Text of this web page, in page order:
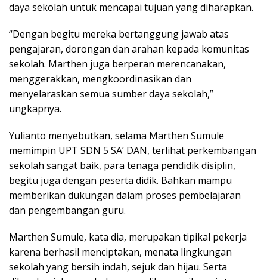
daya sekolah untuk mencapai tujuan yang diharapkan.
“Dengan begitu mereka bertanggung jawab atas
pengajaran, dorongan dan arahan kepada komunitas
sekolah. Marthen juga berperan merencanakan,
menggerakkan, mengkoordinasikan dan
menyelaraskan semua sumber daya sekolah,”
ungkapnya.
Yulianto menyebutkan, selama Marthen Sumule
memimpin UPT SDN 5 SA’ DAN, terlihat perkembangan
sekolah sangat baik, para tenaga pendidik disiplin,
begitu juga dengan peserta didik. Bahkan mampu
memberikan dukungan dalam proses pembelajaran
dan pengembangan guru.
Marthen Sumule, kata dia, merupakan tipikal pekerja
karena berhasil menciptakan, menata lingkungan
sekolah yang bersih indah, sejuk dan hijau. Serta